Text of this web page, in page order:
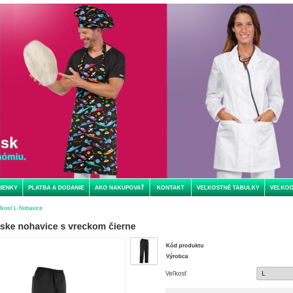
PLATBA A DODANIE AKO NAKUPOVAŤ KONTAKT VEĽKOSTNÉ TABULKY
L-Nohavice
nohavice s vreckom čierne
Kód produktu
Výrobca
Veľkosť